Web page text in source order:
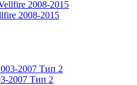
2008-2015
2007 Тип 2